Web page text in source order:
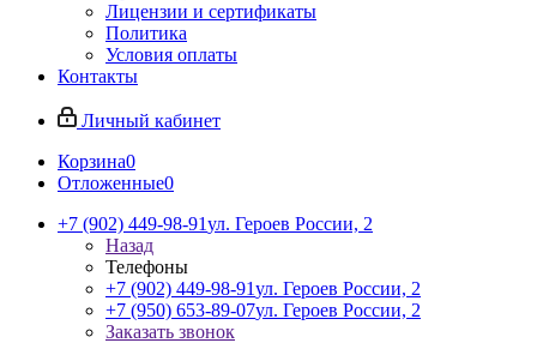
Лицензии и сертификаты
Политика
Условия оплаты
Контакты
Личный кабинет
Корзина0
Отложенные0
+7 (902) 449-98-91ул. Героев России, 2
Назад
Телефоны
+7 (902) 449-98-91ул. Героев России, 2
+7 (950) 653-89-07ул. Героев России, 2
Заказать звонок